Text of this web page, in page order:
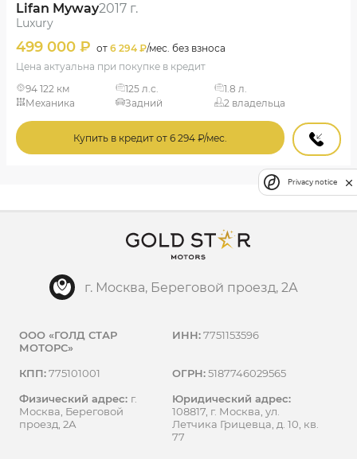
Lifan Myway2017 г.
Luxury
499 000 ₽ от 6 294 ₽/мес. без взноса
Цена актуальна при покупке в кредит
94 122 км
125 л.с.
1.8 л.
Механика
Задний 2 владельца
Купить в кредит от 6 294 ₽/мес.
г. Москва, Береговой проезд, 2А
ООО «ГОЛД СТАР
МОТОРС»
ИНН:7751153596
КПП:775101001 ОГРН:5187746029565
Физический адрес: г.
Москва, Береговой
проезд, 2А
Юридический адрес:
108817, г. Москва, ул.
Летчика Грицевца, д. 10, кв.
77
Privacy notice